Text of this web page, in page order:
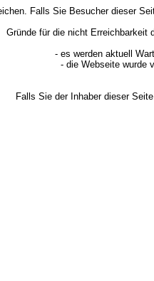
Falls Sie Besucher dieser
Gründe für die nicht Erreichbarkeit
- es werden aktuell
- die Webseite wurde
Falls Sie der Inhaber dieser